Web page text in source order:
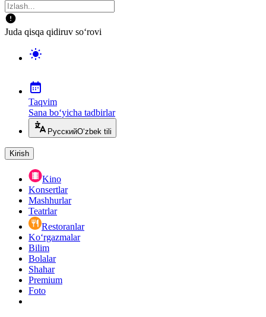
Juda qisqa qidiruv so‘rovi
Taqvim
Sana bo‘yicha tadbirlar
РусскийO‘zbek tili
Kirish
Kino
Konsertlar
Mashhurlar
Teatrlar
Restoranlar
Ko‘rgazmalar
Bilim
Bolalar
Shahar
Premium
Foto